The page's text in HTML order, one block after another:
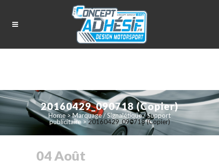
20160429_090718 (Copier)
Home>Marquage / Signalétique / Support
publicitaire> 20160429_090718 (Copier)
04 Août